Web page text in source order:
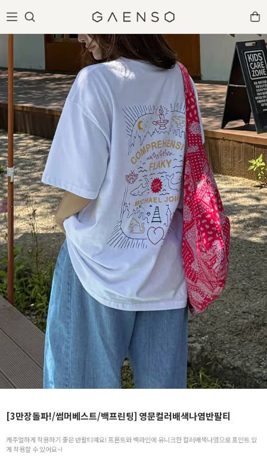
[3만장돌파!/썸머베스트/백프린팅] 영문컬러배색나염반팔티
캐주얼하게 착용하기 좋은 반팔티예요! 프론트와 백라인에 유니크한 컬러배색나염으로 포인트 있
게 착용할 수 있어요~!